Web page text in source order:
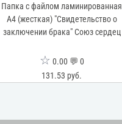
Папка с файлом ламинированная
А4 (жесткая) "Свидетельство о
заключении брака" Союз сердец
☆ 0.00 💬 0
131.53 руб.